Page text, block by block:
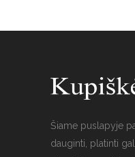
Šiame puslapyje
dauginti, platinti